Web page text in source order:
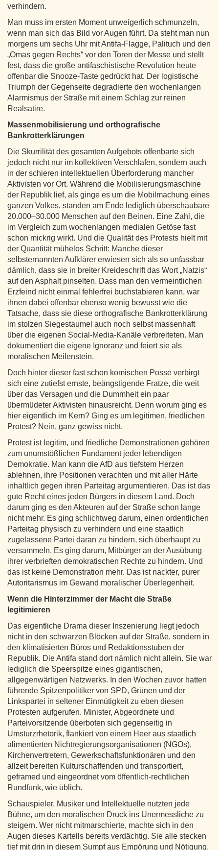
verhindern.
Man muss im ersten Moment unweigerlich schmunzeln,
wenn man sich das Bild vor Augen führt. Da steht man nun
morgens um sechs Uhr mit Antifa-Flagge, Palituch und den
„Omas gegen Rechts“ vor den Toren der Messe und stellt
fest, dass die große antifaschistische Revolution heute
offenbar die Snooze-Taste gedrückt hat. Der logistische
Triumph der Gegenseite degradierte den wochenlangen
Alarmismus der Straße mit einem Schlag zur reinen
Realsatire.
Massenmobilisierung und orthografische
Bankrotterklärungen
Die Skurrilität des gesamten Aufgebots offenbarte sich
jedoch nicht nur im kollektiven Verschlafen, sondern auch
in der schieren intellektuellen Überforderung mancher
Aktivisten vor Ort. Während die Mobilisierungsmaschine
der Republik lief, als ginge es um die Mobilmachung eines
ganzen Volkes, standen am Ende lediglich überschaubare
20.000–30.000 Menschen auf den Beinen. Eine Zahl, die
im Vergleich zum wochenlangen medialen Getöse fast
schon mickrig wirkt. Und die Qualität des Protests hielt mit
der Quantität mühelos Schritt: Manche dieser
selbsternannten Aufklärer erwiesen sich als so unfassbar
dämlich, dass sie in breiter Kreideschrift das Wort „Natzis“
auf den Asphalt pinselten. Dass man den vermeintlichen
Erzfeind nicht einmal fehlerfrei buchstabieren kann, war
ihnen dabei offenbar ebenso wenig bewusst wie die
Tatsache, dass sie diese orthografische Bankrotterklärung
im stolzen Siegestaumel auch noch selbst massenhaft
über die eigenen Social-Media-Kanäle verbreiteten. Man
dokumentiert die eigene Ignoranz und feiert sie als
moralischen Meilenstein.
Doch hinter dieser fast schon komischen Posse verbirgt
sich eine zutiefst ernste, beängstigende Fratze, die weit
über das Versagen und die Dummheit ein paar
übermüdeter Aktivisten hinausreicht. Denn worum ging es
hier eigentlich im Kern? Ging es um legitimen, friedlichen
Protest? Nein, ganz gewiss nicht.
Protest ist legitim, und friedliche Demonstrationen gehören
zum unumstößlichen Fundament jeder lebendigen
Demokratie. Man kann die AfD aus tiefstem Herzen
ablehnen, ihre Positionen verachten und mit aller Härte
inhaltlich gegen ihren Parteitag argumentieren. Das ist das
gute Recht eines jeden Bürgers in diesem Land. Doch
darum ging es den Akteuren auf der Straße schon lange
nicht mehr. Es ging schlichtweg darum, einen ordentlichen
Parteitag physisch zu verhindern und eine staatlich
zugelassene Partei daran zu hindern, sich überhaupt zu
versammeln. Es ging darum, Mitbürger an der Ausübung
ihrer verbrieften demokratischen Rechte zu hindern. Und
das ist keine Demonstration mehr. Das ist nackter, purer
Autoritarismus im Gewand moralischer Überlegenheit.
Wenn die Hinterzimmer der Macht die Straße
legitimieren
Das eigentliche Drama dieser Inszenierung liegt jedoch
nicht in den schwarzen Blöcken auf der Straße, sondern in
den klimatisierten Büros und Redaktionsstuben der
Republik. Die Antifa stand dort nämlich nicht allein. Sie war
lediglich die Speerspitze eines gigantischen,
allgegenwärtigen Netzwerks. In den Wochen zuvor hatten
führende Spitzenpolitiker von SPD, Grünen und der
Linkspartei in seltener Einmütigkeit zu eben diesen
Protesten aufgerufen. Minister, Abgeordnete und
Parteivorsitzende überboten sich gegenseitig in
Umsturzrhetorik, flankiert von einem Heer aus staatlich
alimentierten Nichtregierungsorganisationen (NGOs),
Kirchenvertretern, Gewerkschaftsfunktionären und den
allzeit bereiten Kulturschaffenden und transportiert,
geframed und eingeordnet vom öffentlich-rechtlichen
Rundfunk, wie üblich.
Schauspieler, Musiker und Intellektuelle nutzten jede
Bühne, um den moralischen Druck ins Unermessliche zu
steigern. Wer nicht mitmarschierte, machte sich in den
Augen dieses Kartells bereits verdächtig. Sie alle stecken
tief mit drin in diesem Sumpf aus Empörung und Nötigung.